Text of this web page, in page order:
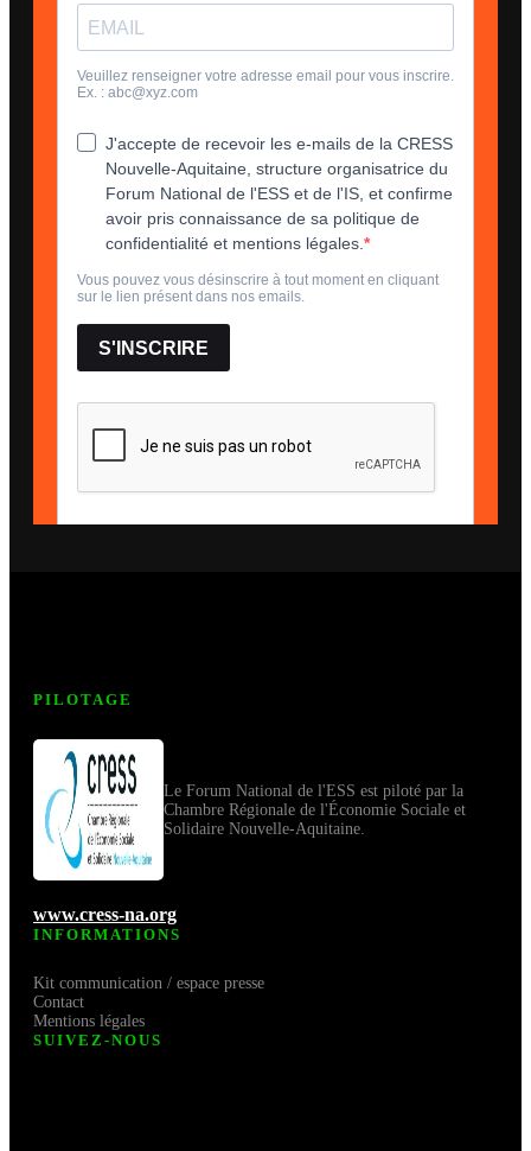
PILOTAGE
Le Forum National de l'ESS est piloté par la
Chambre Régionale de l'Économie Sociale et
Solidaire Nouvelle-Aquitaine.
www.cress-na.org
INFORMATIONS
Kit communication / espace presse
Contact
Mentions légales
SUIVEZ-NOUS